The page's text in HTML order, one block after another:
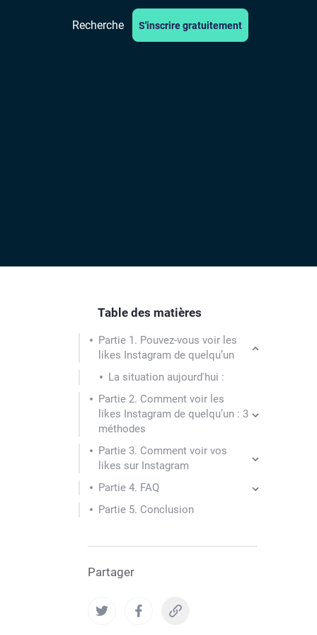
Recherche S'inscrire gratuitement
Table des matières
Partie 1. Pouvez-vous voir les
likes Instagram de quelqu’un
La situation aujourd'hui :
Partie 2. Comment voir les
likes Instagram de quelqu’un : 3
méthodes
Partie 3. Comment voir vos
likes sur Instagram
Partie 4. FAQ
Partie 5. Conclusion
Partager